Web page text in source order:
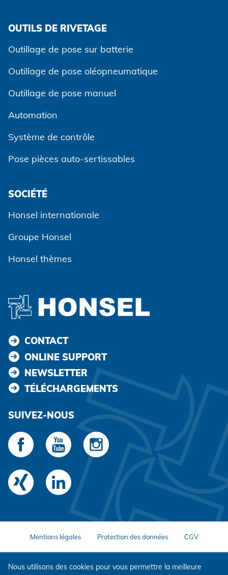
OUTILS DE RIVETAGE
Outillage de pose sur batterie
Outillage de pose oléopneumatique
Outillage de pose manuel
Automation
Système de contrôle
Pose pièces auto-sertissables
SOCIÉTÉ
Honsel internationale
Groupe Honsel
Honsel thèmes
CONTACT
ONLINE SUPPORT
NEWSLETTER
TÉLÉCHARGEMENTS
SUIVEZ-NOUS
Mentions légales Protection des données CGV
Nous utilisons des cookies pour vous permettre la meilleure